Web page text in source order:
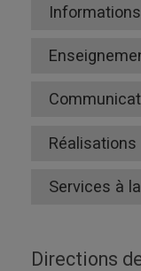
Réalisations
Services à
Directions